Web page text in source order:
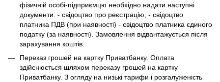
фізичній особі-підприємцю необхідно надати наступні
документи: - свідоцтво про реєстрацію, - свідоцтво
платника ПДВ (при наявності) - свідоцтво платника єдиного
податку (за наявності). Замовлення відвантажується після
зарахування коштів.
Переказ грошей на картку Приватбанку. Оплата
здійснюється шляхом переказу грошей на картку
Приватбанку. З огляду на низькі тарифи і розгалуженість